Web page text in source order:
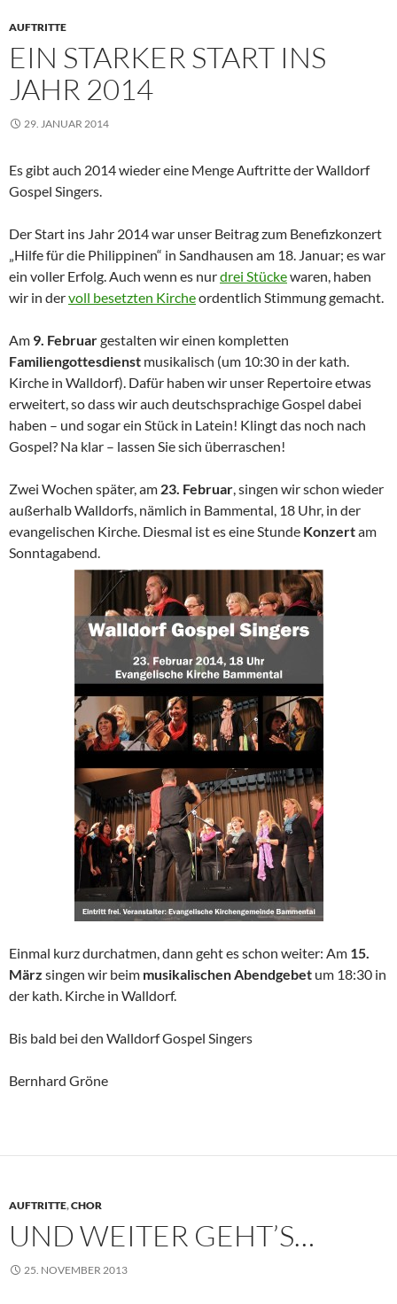
AUFTRITTE
EIN STARKER START INS
JAHR 2014
29. JANUAR 2014
Es gibt auch 2014 wieder eine Menge Auftritte der Walldorf
Gospel Singers.
Der Start ins Jahr 2014 war unser Beitrag zum Benefizkonzert
„Hilfe für die Philippinen“ in Sandhausen am 18. Januar; es war
ein voller Erfolg. Auch wenn es nurdrei Stückewaren, haben
wir in dervoll besetzten Kircheordentlich Stimmung gemacht.
Am 9. Februargestalten wir einen kompletten
Familiengottesdienst musikalisch (um 10:30 in der kath.
Kirche in Walldorf). Dafür haben wir unser Repertoire etwas
erweitert, so dass wir auch deutschsprachige Gospel dabei
haben – und sogar ein Stück in Latein! Klingt das noch nach
Gospel? Na klar – lassen Sie sich überraschen!
Zwei Wochen später, am 23. Februar, singen wir schon wieder
außerhalb Walldorfs, nämlich in Bammental, 18 Uhr, in der
evangelischen Kirche. Diesmal ist es eine Stunde Konzertam
Sonntagabend.
Einmal kurz durchatmen, dann geht es schon weiter: Am 15.
März singen wir beim musikalischen Abendgebet um 18:30 in
der kath. Kirche in Walldorf.
Bis bald bei den Walldorf Gospel Singers
Bernhard Gröne
AUFTRITTE,CHOR
UND WEITER GEHT’S…
25. NOVEMBER 2013